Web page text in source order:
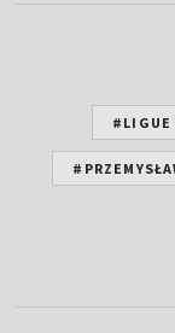
#LIGUE